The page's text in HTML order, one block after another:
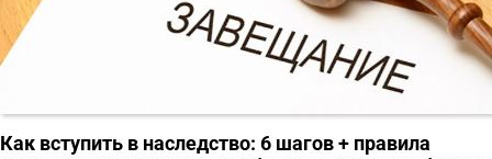
Как вступить в наследство: 6 шагов + правила